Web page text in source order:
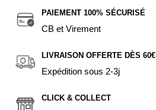
PAIEMENT 100% SÉCURISÉ
CB et Virement
LIVRAISON OFFERTE DÈS 60€
Expédition sous 2-3j
CLICK & COLLECT